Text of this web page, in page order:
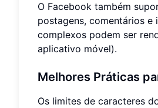
O Facebook também
postagens, comentários
complexos podem ser
aplicativo móvel).
Melhores Práticas
Os limites de caracteres